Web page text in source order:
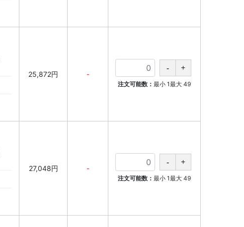
25,872円 -
注文可能数： 最小 1最大 49
27,048円 -
注文可能数： 最小 1最大 49